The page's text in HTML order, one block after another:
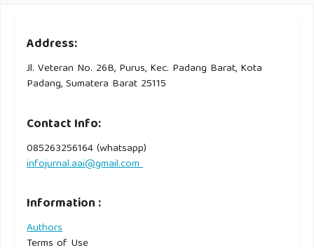
Address:
Jl. Veteran No. 26B, Purus, Kec. Padang Barat, Kota
Padang, Sumatera Barat 25115
Contact Info:
085263256164 (whatsapp)
infojurnal.aai@gmail.com
Information :
Authors
Terms of Use